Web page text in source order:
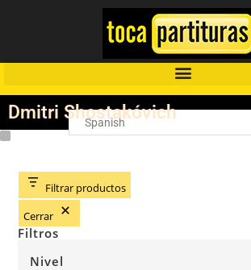
Dmitri Shostakóvich
Filtrar productos
Cerrar
Filtros
Nivel